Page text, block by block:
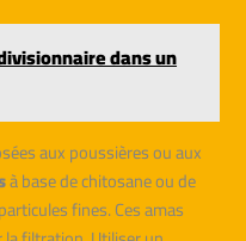
dans un
aux poussières ou aux
à base de chitosane ou de
fines. Ces amas